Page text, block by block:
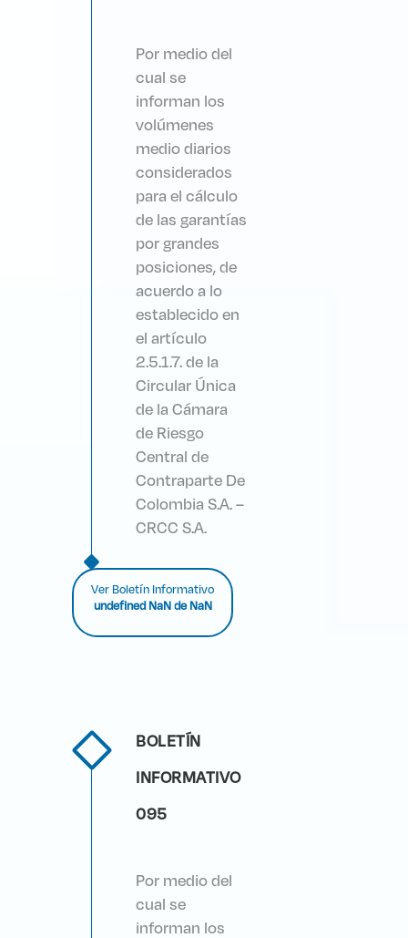
Por medio del
cual se
informan los
volúmenes
medio diarios
considerados
para el cálculo
de las garantías
por grandes
posiciones, de
acuerdo a lo
establecido en
el artículo
2.5.1.7. de la
Circular Única
de la Cámara
de Riesgo
Central de
Contraparte De
Colombia S.A. –
CRCC S.A.
Ver Boletín Informativo
undefined NaN de NaN
BOLETÍN
INFORMATIVO
095
Por medio del
cual se
informan los